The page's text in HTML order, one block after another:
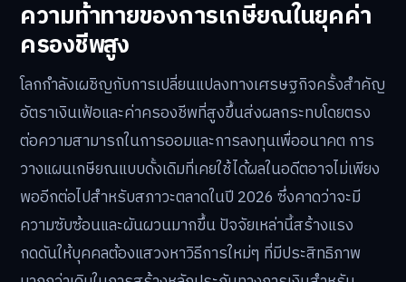
ความท้าทายของการเกษียณในยุคค่า
ครองชีพสูง
โลกกำลังเผชิญกับการเปลี่ยนแปลงทางเศรษฐกิจครั้งสำคัญ
อัตราเงินเฟ้อและค่าครองชีพที่สูงขึ้นส่งผลกระทบโดยตรง
ต่อความสามารถในการออมและการลงทุนเพื่ออนาคต การ
วางแผนเกษียณแบบดั้งเดิมที่เคยใช้ได้ผลในอดีตอาจไม่เพียง
พออีกต่อไปสำหรับสภาวะตลาดในปี 2026 ซึ่งคาดว่าจะมี
ความซับซ้อนและผันผวนมากขึ้น ปัจจัยเหล่านี้สร้างแรง
กดดันให้บุคคลต้องแสวงหาวิธีการใหม่ๆ ที่มีประสิทธิภาพ